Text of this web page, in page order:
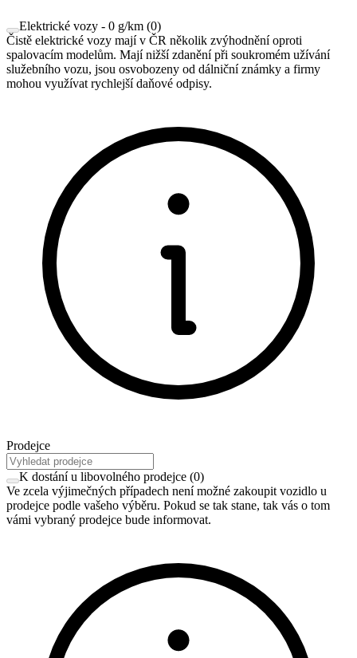
Elektrické vozy - 0 g/km (0)
Čistě elektrické vozy mají v ČR několik zvýhodnění oproti
spalovacím modelům. Mají nižší zdanění při soukromém užívání
služebního vozu, jsou osvobozeny od dálniční známky a firmy
mohou využívat rychlejší daňové odpisy.
Prodejce
K dostání u libovolného prodejce (0)
Ve zcela výjimečných případech není možné zakoupit vozidlo u
prodejce podle vašeho výběru. Pokud se tak stane, tak vás o tom
vámi vybraný prodejce bude informovat.